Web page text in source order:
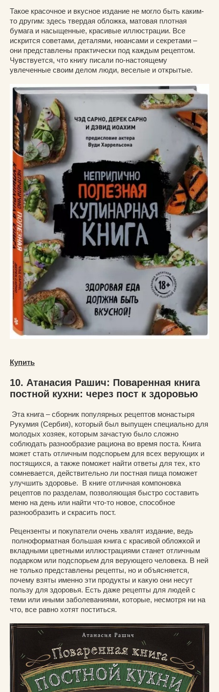
Такое красочное и вкусное издание не могло быть каким-
то другим: здесь твердая обложка, матовая плотная
бумага и насыщенные, красивые иллюстрации. Все
искрится советами, деталями, нюансами и секретами –
они представлены практически под каждым рецептом.
Чувствуется, что книгу писали по-настоящему
увлеченные своим делом люди, веселые и открытые.
Купить
10. Атанасия Рашич: Поваренная книга
постной кухни: через пост к здоровью
Эта книга – сборник популярных рецептов монастыря
Рукумия (Сербия), который был выпущен специально для
молодых хозяек, которым зачастую было сложно
соблюдать разнообразие рациона во время поста. Книга
может стать отличным подспорьем для всех верующих и
постящихся, а также поможет найти ответы для тех, кто
сомневается, действительно ли постная пища поможет
улучшить здоровье. В книге отличная компоновка
рецептов по разделам, позволяющая быстро составить
меню на день или найти что-то новое, способное
разнообразить и скрасить пост.
Рецензенты и покупатели очень хвалят издание, ведь
полноформатная большая книга с красивой обложкой и
вкладными цветными иллюстрациями станет отличным
подарком или подспорьем для верующего человека. В ней
не только представлены рецепты, но и объясняется,
почему взяты именно эти продукты и какую они несут
пользу для здоровья. Есть даже рецепты для людей с
теми или иными заболеваниями, которые, несмотря ни на
что, все равно хотят поститься.